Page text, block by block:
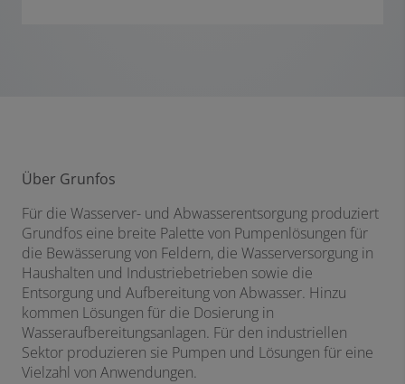
Über Grunfos
Für die Wasserver- und Abwasserentsorgung produziert
Grundfos eine breite Palette von Pumpenlösungen für
die Bewässerung von Feldern, die Wasserversorgung in
Haushalten und Industriebetrieben sowie die
Entsorgung und Aufbereitung von Abwasser. Hinzu
kommen Lösungen für die Dosierung in
Wasseraufbereitungsanlagen. Für den industriellen
Sektor produzieren sie Pumpen und Lösungen für eine
Vielzahl von Anwendungen.